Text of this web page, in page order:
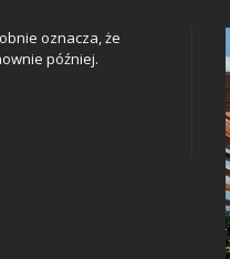
oznacza, że
później.